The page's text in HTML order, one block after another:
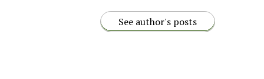
See author's posts